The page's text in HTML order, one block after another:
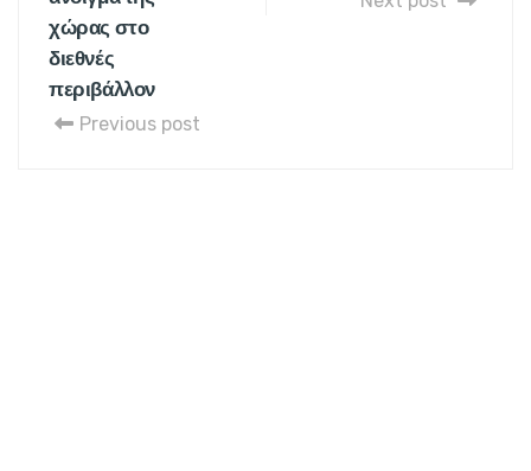
χώρας στο
διεθνές
περιβάλλον
Previous post